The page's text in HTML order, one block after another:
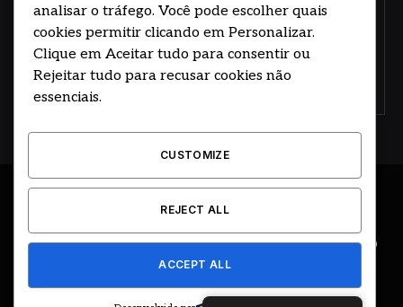
Concorde com nossos termos e acordo de
© 2026 DESENVOLVIDO POR HOSTING PRIME BRASIL
ÚLTIMAS NOTÍCIAS DESTAQUES
CIDADE E REGIÃO
EDITORIAL EVENTOS
analisar o tráfego. Você pode escolher quais
cookies permitir clicando em Personalizar.
Clique em Aceitar tudo para consentir ou
Rejeitar tudo para recusar cookies não
essenciais.
CUSTOMIZE
REJECT ALL
ACCEPT ALL